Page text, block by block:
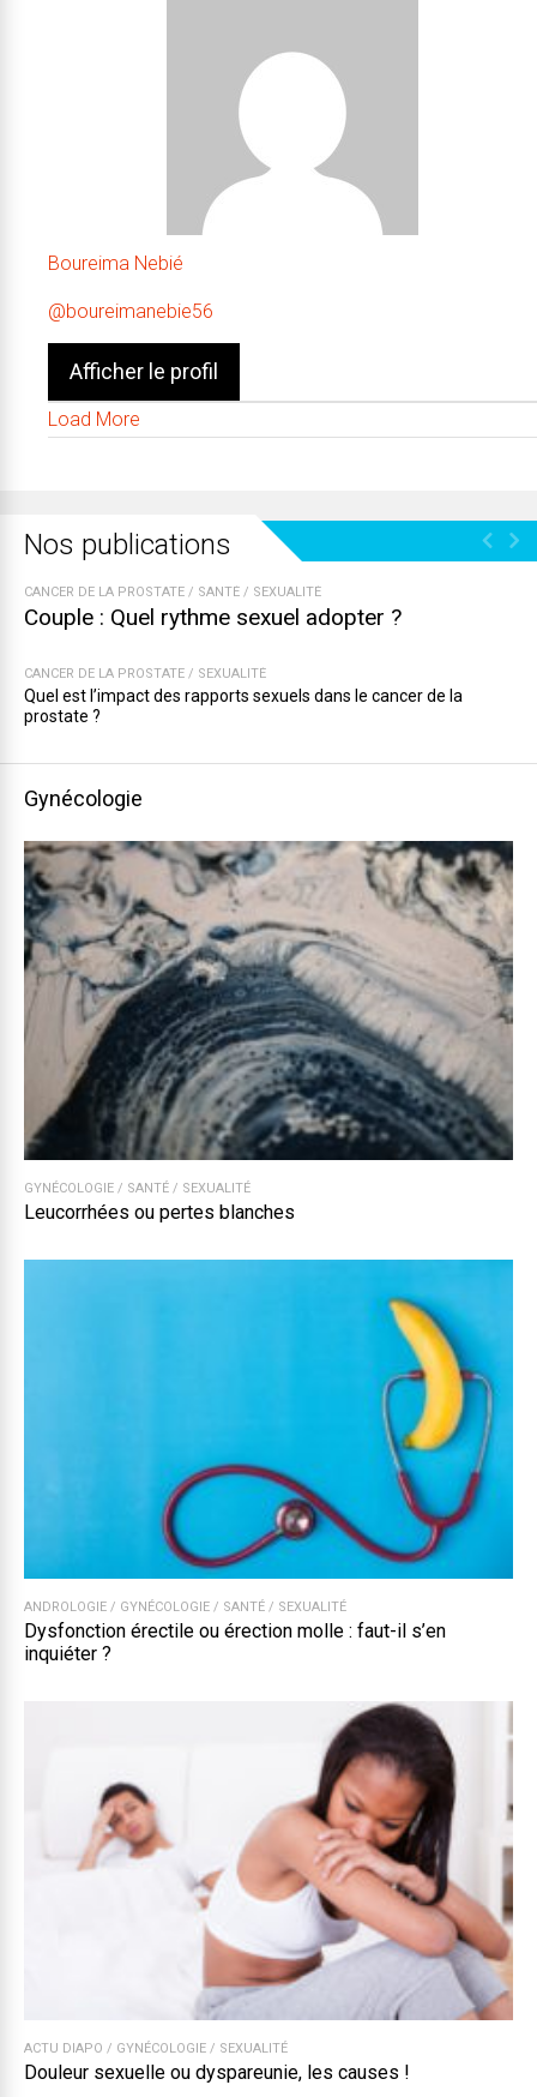
Boureima Nebié
@boureimanebie56
Afficher le profil
Load More
Nos publications
CANCER DE LA PROSTATE / SANTÉ / SEXUALITÉ
Couple : Quel rythme sexuel adopter ?
CANCER DE LA PROSTATE / SEXUALITÉ
Quel est l’impact des rapports sexuels dans le cancer de la
prostate ?
Gynécologie
GYNÉCOLOGIE / SANTÉ / SEXUALITÉ
Leucorrhées ou pertes blanches
ANDROLOGIE / GYNÉCOLOGIE / SANTÉ / SEXUALITÉ
Dysfonction érectile ou érection molle : faut-il s’en
inquiéter ?
ACTU DIAPO / GYNÉCOLOGIE / SEXUALITÉ
Douleur sexuelle ou dyspareunie, les causes !